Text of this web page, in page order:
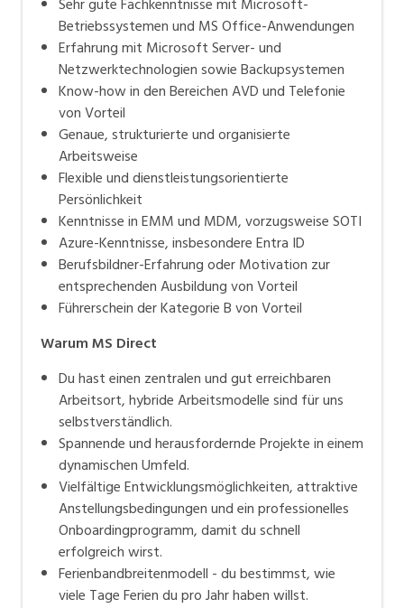
Betriebssystemen und MS Office-Anwendungen
Erfahrung mit Microsoft Server- und
Netzwerktechnologien sowie Backupsystemen
Know-how in den Bereichen AVD und Telefonie
von Vorteil
Genaue, strukturierte und organisierte
Arbeitsweise
Flexible und dienstleistungsorientierte
Persönlichkeit
Kenntnisse in EMM und MDM, vorzugsweise SOTI
Azure-Kenntnisse, insbesondere Entra ID
Berufsbildner-Erfahrung oder Motivation zur
entsprechenden Ausbildung von Vorteil
Führerschein der Kategorie B von Vorteil
Warum MS Direct
Du hast einen zentralen und gut erreichbaren
Arbeitsort, hybride Arbeitsmodelle sind für uns
selbstverständlich.
Spannende und herausfordernde Projekte in einem
dynamischen Umfeld.
Vielfältige Entwicklungsmöglichkeiten, attraktive
Anstellungsbedingungen und ein professionelles
Onboardingprogramm, damit du schnell
erfolgreich wirst.
Ferienbandbreitenmodell - du bestimmst, wie
viele Tage Ferien du pro Jahr haben willst.